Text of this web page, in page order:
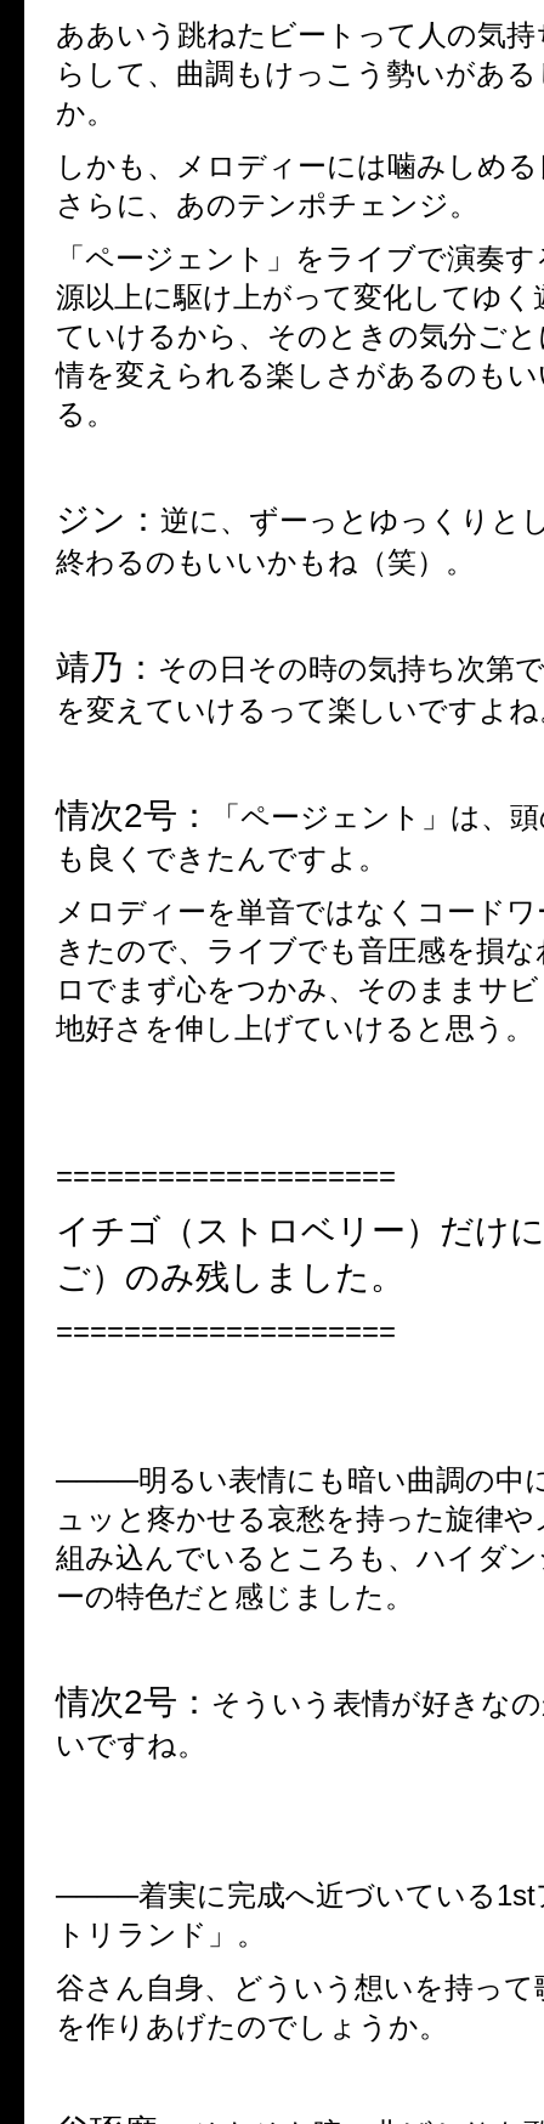
ああいう跳ねたビートって人の気
らして、曲調もけっこう勢いがあ
か。
しかも、メロディーには噛みしめ
さらに、あのテンポチェンジ。
「ページェント」をライブで演奏
源以上に駆け上がって変化してゆく
ていけるから、そのときの気分ご
情を変え られる楽しさがあるのも
る。
ジン： 逆に、ずーっとゆっくりと
終わるのもいいかもね（笑）。
靖乃： その日その時の気持ち次第
を変えていけるって楽しいですよ
情次2号：
「ページェント」は、
も 良くできたんですよ。
メロディーを単音ではなくコード
きたので、ライブでも音圧感を損
ロでまず心をつかみ、そのままサ
地好さを伸し上げていけると思う。
====================
イチゴ（ストロベリー） だけ
ご） のみ残しました。
====================
────明るい表情にも暗い曲調の中
ュッと疼かせる哀愁を持った旋律
組み込んでいるところも、ハイダ
ーの特色だと感じました。
情次2号： そういう表情が好きな
いですね。
────着実に完成へ近づいている1st
トリランド」。
谷さん自身、どういう想いを持って
を作りあげたのでしょうか。